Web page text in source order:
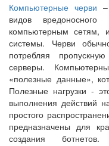
Компьютерные черви
видов
компьютерным сетям,
системы. Черви
потребляя
серверы.
«полезные данные»,
Полезные нагрузки -
выполнения действий
простого
предназначены для
создания